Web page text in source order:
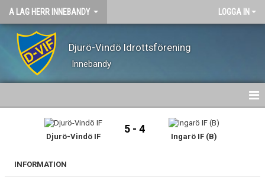
A LAG HERR INNEBANDY LOGGA IN
Djurö-Vindö Idrottsförening
Innebandy
KALENDER
Djurö-Vindö IF
5 - 4
Ingarö IF (B)
INFORMATION